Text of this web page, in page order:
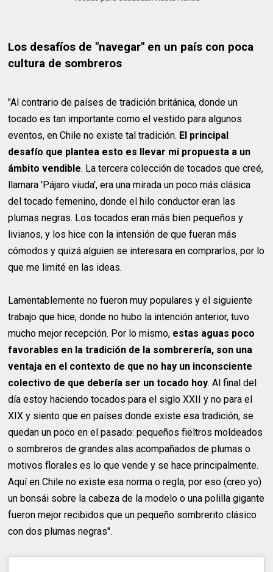
Los desafíos de "navegar" en un país con poca
cultura de sombreros
"Al contrario de países de tradición británica, donde un
tocado es tan importante como el vestido para algunos
eventos, en Chile no existe tal tradición. El principal
desafío que plantea esto es llevar mi propuesta a un
ámbito vendible. La tercera colección de tocados que creé,
llamara 'Pájaro viuda', era una mirada un poco más clásica
del tocado femenino, donde el hilo conductor eran las
plumas negras. Los tocados eran más bien pequeños y
livianos, y los hice con la intensión de que fueran más
cómodos y quizá alguien se interesara en comprarlos, por lo
que me limité en las ideas.
Lamentablemente no fueron muy populares y el siguiente
trabajo que hice, donde no hubo la intención anterior, tuvo
mucho mejor recepción. Por lo mismo, estas aguas poco
favorables en la tradición de la sombrerería, son una
ventaja en el contexto de que no hay un inconsciente
colectivo de que debería ser un tocado hoy. Al final del
día estoy haciendo tocados para el siglo XXII y no para el
XIX y siento que en países donde existe esa tradición, se
quedan un poco en el pasado: pequeños fieltros moldeados
o sombreros de grandes alas acompañados de plumas o
motivos florales es lo que vende y se hace principalmente.
Aquí en Chile no existe esa norma o regla, por eso (creo yo)
un bonsái sobre la cabeza de la modelo o una polilla gigante
fueron mejor recibidos que un pequeño sombrerito clásico
con dos plumas negras".